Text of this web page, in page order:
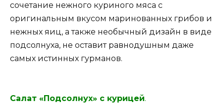
сочетание нежного куриного мяса с
оригинальным вкусом маринованных грибов и
нежных яиц, а также необычный дизайн в виде
подсолнуха, не оставит равнодушным даже
самых истинных гурманов.
Салат «Подсолнух» с курицей.